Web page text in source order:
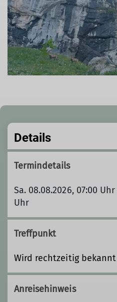
Details
Termindetails
Sa. 08.08.2026, 07:00
Uhr
Treffpunkt
Wird rechtzeitig
Anreisehinweis